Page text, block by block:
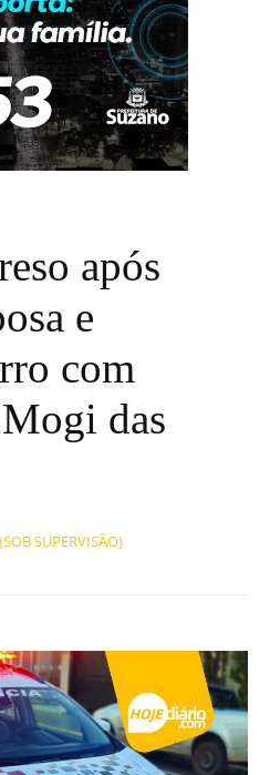
após
e
com
das
SUPERVISÃO)